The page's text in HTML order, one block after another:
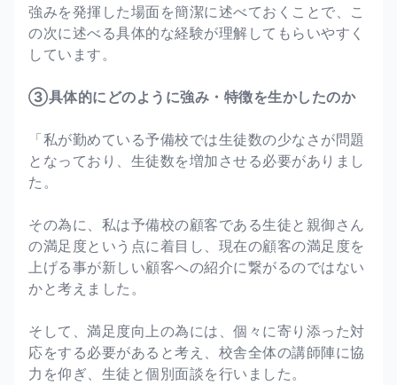
強みを発揮した場面を簡潔に述べておくことで、こ
の次に述べる具体的な経験が理解してもらいやすく
しています。
③具体的にどのように強み・特徴を生かしたのか
「私が勤めている予備校では生徒数の少なさが問題
となっており、生徒数を増加させる必要がありまし
た。
その為に、私は予備校の顧客である生徒と親御さん
の満足度という点に着目し、現在の顧客の満足度を
上げる事が新しい顧客への紹介に繋がるのではない
かと考えました。
そして、満足度向上の為には、個々に寄り添った対
応をする必要があると考え、校舎全体の講師陣に協
力を仰ぎ、生徒と個別面談を行いました。